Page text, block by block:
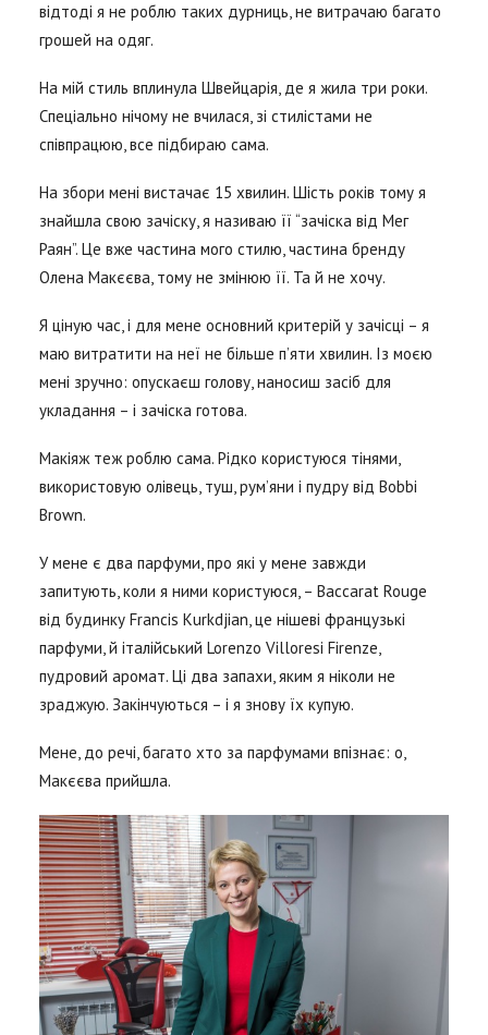
відтоді я не роблю таких дурниць, не витрачаю багато
грошей на одяг.
На мій стиль вплинула Швейцарія, де я жила три роки.
Спеціально нічому не вчилася, зі стилістами не
співпрацюю, все підбираю сама.
На збори мені вистачає 15 хвилин. Шість років тому я
знайшла свою зачіску, я називаю її “зачіска від Мег
Раян”. Це вже частина мого стилю, частина бренду
Олена Макєєва, тому не змінюю її. Та й не хочу.
Я ціную час, і для мене основний критерій у зачісці – я
маю витратити на неї не більше п’яти хвилин. Із моєю
мені зручно: опускаєш голову, наносиш засіб для
укладання – і зачіска готова.
Макіяж теж роблю сама. Рідко користуюся тінями,
використовую олівець, туш, рум’яни і пудру від Bobbi
Brown.
У мене є два парфуми, про які у мене завжди
запитують, коли я ними користуюся, – Baccarat Rouge
від будинку Francis Kurkdjian, це нішеві французькі
парфуми, й італійський Lorenzo Villoresi Firenze,
пудровий аромат. Ці два запахи, яким я ніколи не
зраджую. Закінчуються – і я знову їх купую.
Мене, до речі, багато хто за парфумами впізнає: о,
Макєєва прийшла.